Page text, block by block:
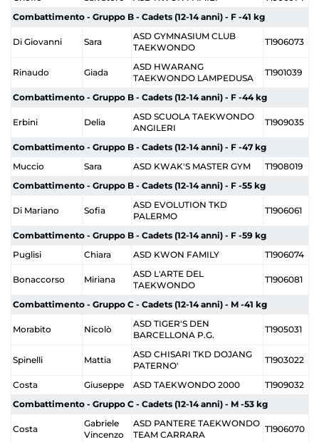
Combattimento - Gruppo B - Cadets (12-14 anni) - F -41 kg
Di Giovanni Sara
ASD GYMNASIUM CLUB
TAEKWONDO
T1906073
Rinaudo Giada
ASD HWARANG
TAEKWONDO LAMPEDUSA
T1901039
Combattimento - Gruppo B - Cadets (12-14 anni) - F -44 kg
Erbini Delia
ASD SCUOLA TAEKWONDO
ANGILERI
T1909035
Combattimento - Gruppo B - Cadets (12-14 anni) - F -47 kg
Muccio
Sara ASD KWAK'S MASTER GYM
T1908019
Combattimento - Gruppo B - Cadets (12-14 anni) - F -55 kg
Di Mariano Sofia
ASD EVOLUTION TKD
PALERMO
T1906061
Combattimento - Gruppo B - Cadets (12-14 anni) - F -59 kg
Puglisi
Chiara ASD KWON FAMILY T1906074
Bonaccorso Miriana
ASD L'ARTE DEL
TAEKWONDO
T1906081
Combattimento - Gruppo C - Cadets (12-14 anni) - M -41 kg
Morabito Nicolò
ASD TIGER'S DEN
BARCELLONA P.G.
T1905031
Spinelli Mattia
ASD CHISARI TKD DOJANG
PATERNO'
T1903022
Costa Giuseppe ASD TAEKWONDO 2000
T1909032
Combattimento - Gruppo C - Cadets (12-14 anni) - M -53 kg
Costa
Gabriele
Vincenzo
ASD PANTERE TAEKWONDO
TEAM CARRARA
T1906070